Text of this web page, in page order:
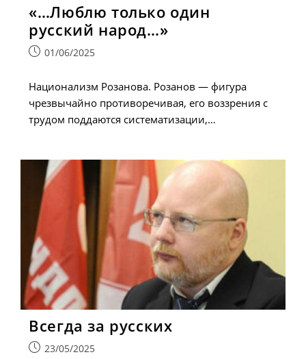
«…Люблю только один
русский народ…»
Запись01/06/2025
Национализм Розанова. Розанов — фигура
чрезвычайно противоречивая, его воззрения с
трудом поддаются систематизации,…
Всегда за русских
Запись23/05/2025